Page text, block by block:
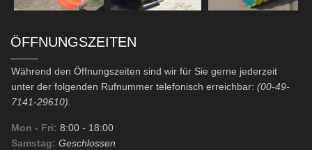
ÖFFNUNGSZEITEN
Während den Öffnungszeiten sind wir für Sie gerne jederzeit
unter der folgenden Rufnummer telefonisch erreichbar: (00-49-
7141-29610).
Mon - Fri: 8:00 - 18:00
Samstag: Geschlossen